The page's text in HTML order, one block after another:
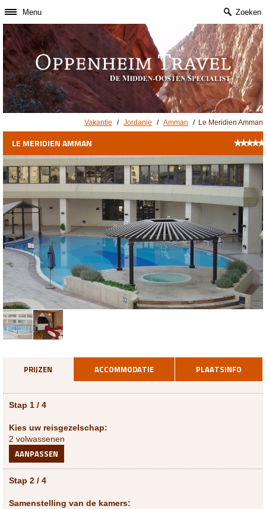
Menu Zoeken
Vakantie / Jordanie / Amman / Le Meridien Amman
LE MERIDIEN AMMAN ★★★★★
PRIJZEN ACCOMMODATIE PLAATSINFO
Stap 1 / 4
Kies uw reisgezelschap:
2 volwassenen
AANPASSEN
Stap 2 / 4
Samenstelling van de kamers: